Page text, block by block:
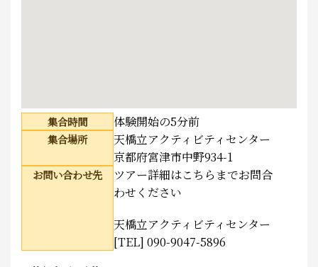
集合時間 体験開始の5分前
集合場所
天橋立アクティビティセンター
京都府宮津市中野934-1
お問い合わせ先
ツアー詳細はこちらまでお問合
わせください
天橋立アクティビティセンター
[TEL] 090-9047-5896